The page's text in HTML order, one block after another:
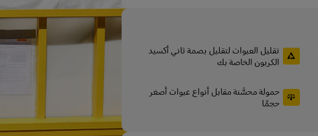
تقليل العبوات لتقليل بصمة ثاني أكسيد
الكربون الخاصة بك
حمولة محسَّنة مقابل أنواع عبوات أصغر
حجمًا